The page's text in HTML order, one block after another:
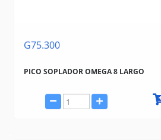
G75.300
PICO SOPLADOR OMEGA 8 LARGO